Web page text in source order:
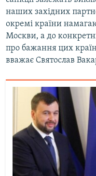
наших західних
окремі країни
Москви, а до
про бажання цих країн
вважає Святослав